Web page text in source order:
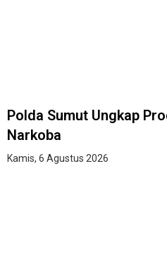
Polda Sumut Ungkap
Narkoba
Kamis, 6 Agustus 2026